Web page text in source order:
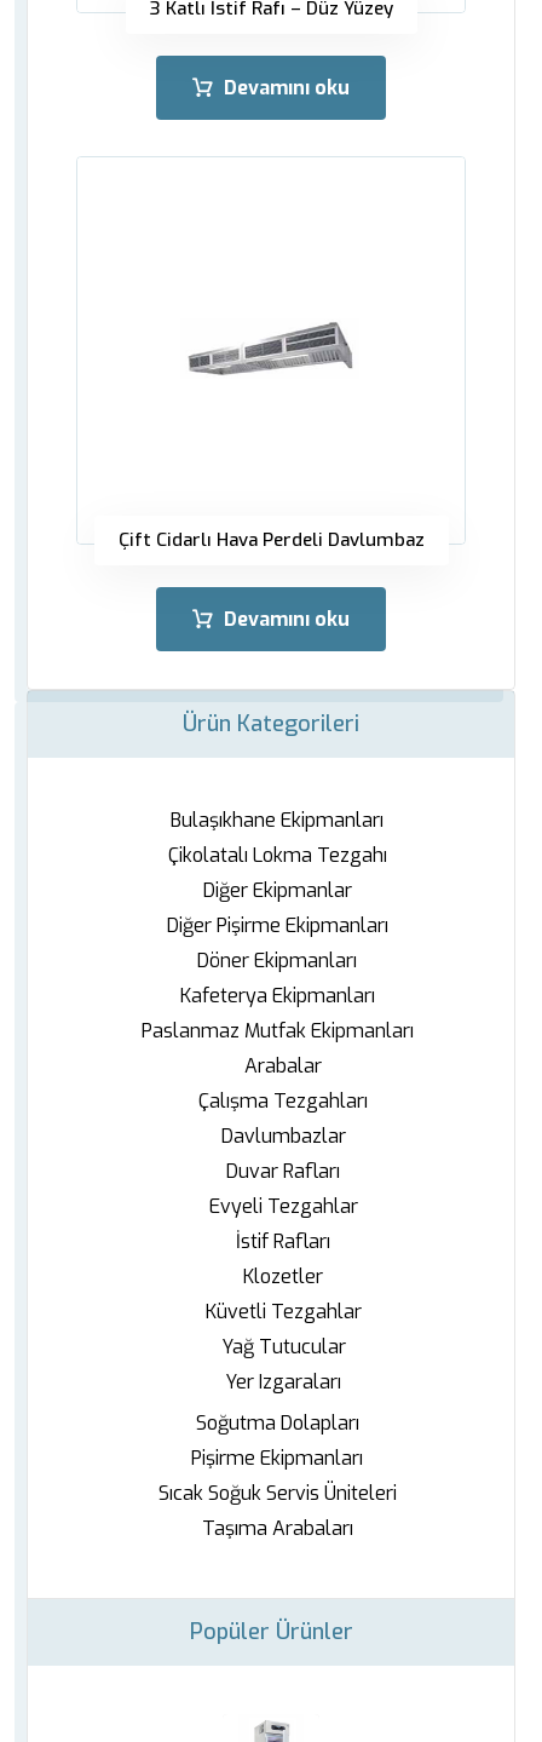
3 Katlı İstif Rafı – Düz Yüzey
Devamını oku
Çift Cidarlı Hava Perdeli Davlumbaz
Devamını oku
Ürün Kategorileri
Bulaşıkhane Ekipmanları
Çikolatalı Lokma Tezgahı
Diğer Ekipmanlar
Diğer Pişirme Ekipmanları
Döner Ekipmanları
Kafeterya Ekipmanları
Paslanmaz Mutfak Ekipmanları
Arabalar
Çalışma Tezgahları
Davlumbazlar
Duvar Rafları
Evyeli Tezgahlar
İstif Rafları
Klozetler
Küvetli Tezgahlar
Yağ Tutucular
Yer Izgaraları
Soğutma Dolapları
Pişirme Ekipmanları
Sıcak Soğuk Servis Üniteleri
Taşıma Arabaları
Popüler Ürünler